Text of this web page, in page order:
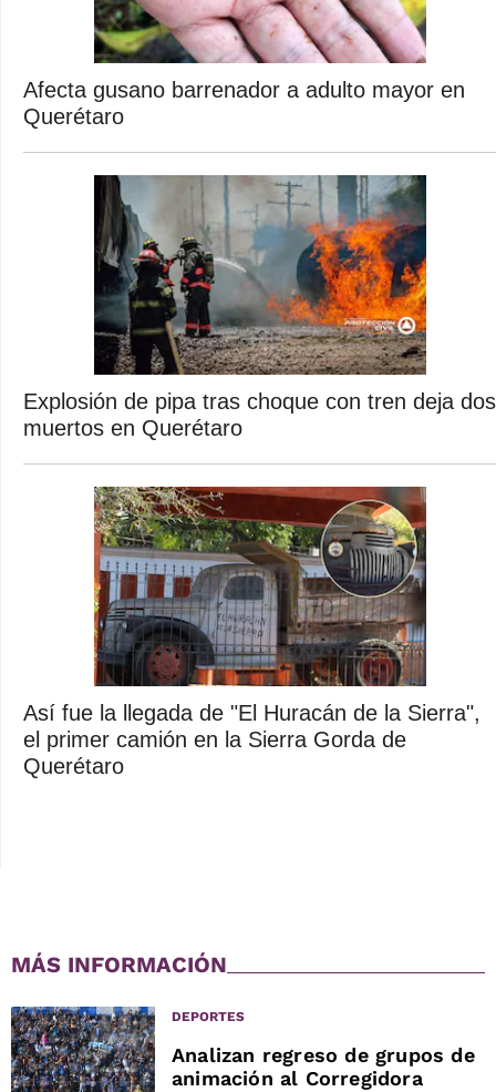
Afecta gusano barrenador a adulto mayor en
Querétaro
Explosión de pipa tras choque con tren deja dos
muertos en Querétaro
Así fue la llegada de "El Huracán de la Sierra",
el primer camión en la Sierra Gorda de
Querétaro
MÁS INFORMACIÓN
DEPORTES
Analizan regreso de grupos de
animación al Corregidora